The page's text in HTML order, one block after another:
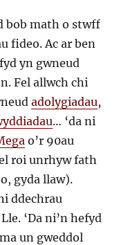
bob math o stwff
fideo. Ac ar ben
yn gwneud
Fel allwch chi
adolygiadau,
… ‘da ni
o’r 90au
roi unrhyw fath
gyda llaw).
ddechrau
‘Da ni’n hefyd
un gweddol